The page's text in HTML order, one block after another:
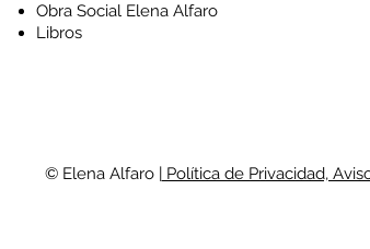
Obra Social Elena Alfaro
Libros
© Elena Alfaro | Política de Privacidad,